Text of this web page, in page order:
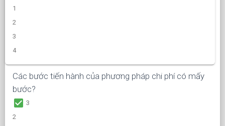
1
2
3
4
Các bước tiến hành của phương pháp chi phí có mấy
bước?
check_box 3
2